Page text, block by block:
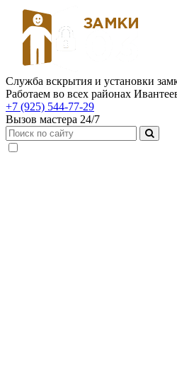
Служба вскрытия и установки
Работаем во всех районах
+7 (925) 544-77-29
Вызов мастера 24/7